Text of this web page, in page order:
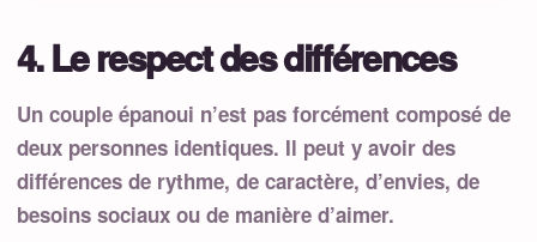
4. Le respect des différences
Un couple épanoui n’est pas forcément composé de
deux personnes identiques. Il peut y avoir des
différences de rythme, de caractère, d’envies, de
besoins sociaux ou de manière d’aimer.